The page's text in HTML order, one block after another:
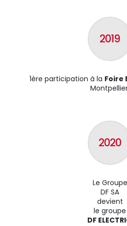
2019
1ère participation à la Foire
2020
Le Groupe
DF SA
devient
le groupe
DF